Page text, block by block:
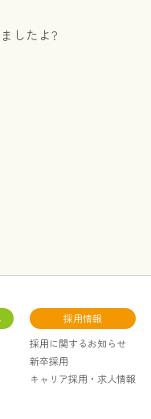
したよ?
採用情報
採用に関するお知らせ
新卒採用
キャリア採用・求人情報